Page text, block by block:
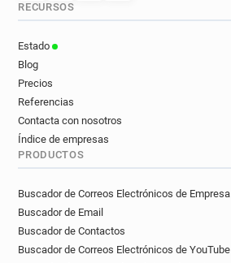
RECURSOS
Estado
Blog
Precios
Referencias
Contacta con nosotros
Índice de empresas
PRODUCTOS
Buscador de Correos Electrónicos de Empresa
Buscador de Email
Buscador de Contactos
Buscador de Correos Electrónicos de YouTube